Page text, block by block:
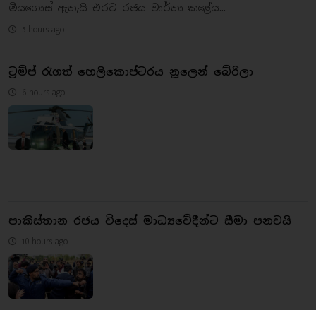
මියගොස් ඇතැයි එරට රජය වාර්තා කළේය...
5 hours ago
ට්‍රම්ප් රැගත් හෙලිකොප්ටරය නූලෙන් බේරිලා
6 hours ago
පාකිස්තාන රජය විදෙස් මාධ්‍යවේදීන්ට සීමා පනවයි
10 hours ago